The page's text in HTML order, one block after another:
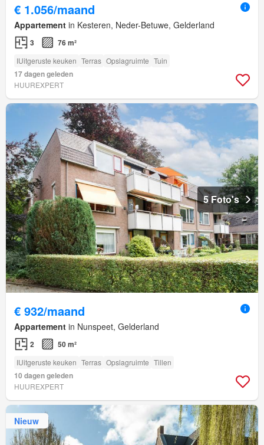
€ 1.056/maand
Appartement in Kesteren, Neder-Betuwe, Gelderland
3 76 m²
IUitgeruste keuken Terras Opslagruimte Tuin
17 dagen geleden
HUUREXPERT
5 Foto's
€ 932/maand
Appartement in Nunspeet, Gelderland
2 50 m²
IUitgeruste keuken Terras Opslagruimte Tillen
10 dagen geleden
HUUREXPERT
Nieuw